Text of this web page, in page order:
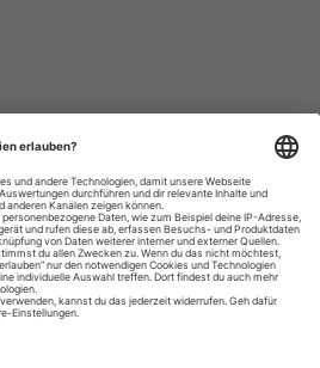
Impressum
Einstellungen